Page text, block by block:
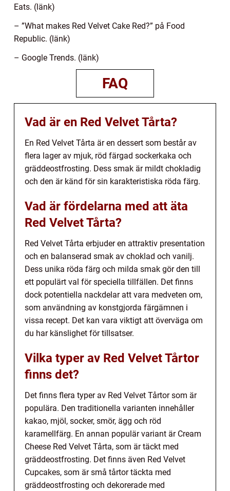
Eats. (länk)
– ”What makes Red Velvet Cake Red?” på Food
Republic. (länk)
– Google Trends. (länk)
FAQ
Vad är en Red Velvet Tårta?
En Red Velvet Tårta är en dessert som består av
flera lager av mjuk, röd färgad sockerkaka och
gräddeostfrosting. Dess smak är mildt chokladig
och den är känd för sin karakteristiska röda färg.
Vad är fördelarna med att äta
Red Velvet Tårta?
Red Velvet Tårta erbjuder en attraktiv presentation
och en balanserad smak av choklad och vanilj.
Dess unika röda färg och milda smak gör den till
ett populärt val för speciella tillfällen. Det finns
dock potentiella nackdelar att vara medveten om,
som användning av konstgjorda färgämnen i
vissa recept. Det kan vara viktigt att överväga om
du har känslighet för tillsatser.
Vilka typer av Red Velvet Tårtor
finns det?
Det finns flera typer av Red Velvet Tårtor som är
populära. Den traditionella varianten innehåller
kakao, mjöl, socker, smör, ägg och röd
karamellfärg. En annan populär variant är Cream
Cheese Red Velvet Tårta, som är täckt med
gräddeostfrosting. Det finns även Red Velvet
Cupcakes, som är små tårtor täckta med
gräddeostfrosting och dekorerade med